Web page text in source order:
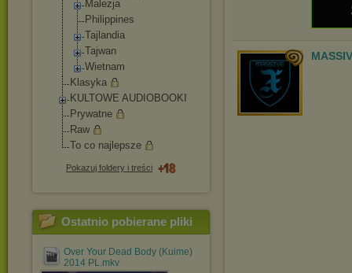
Malezja
Philippines
Tajlandia
Tajwan
Wietnam
Klasyka
KULTOWE AUDIOBOOKI
Prywatne
Raw
To co najlepsze
Pokazuj foldery i treści
Ostatnio pobierane pliki
Over Your Dead Body (Kuime)
2014 PL.mkv